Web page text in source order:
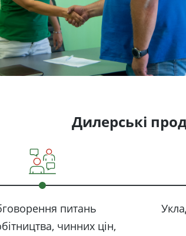
Дилерські
питань
чинних цін,